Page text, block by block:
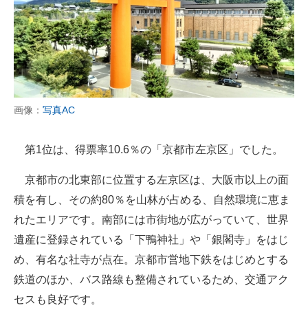
画像： 写真AC
第1位は、得票率10.6％の「京都市左京区」でした。
京都市の北東部に位置する左京区は、大阪市以上の面
積を有し、その約80％を山林が占める、自然環境に恵ま
れたエリアです。南部には市街地が広がっていて、世界
遺産に登録されている「下鴨神社」や「銀閣寺」をはじ
め、有名な社寺が点在。京都市営地下鉄をはじめとする
鉄道のほか、バス路線も整備されているため、交通アク
セスも良好です。